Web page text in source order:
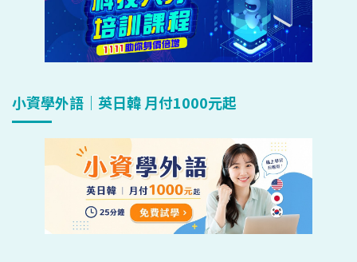
小資學外語｜英日韓 月付1000元起